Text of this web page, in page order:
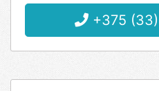
+375